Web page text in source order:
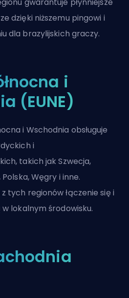
dzięki niższemu pingowi i
dla brazylijskich graczy.
i
(EUNE)
i Wschodnia obsługuje
i
takich jak Szwecja,
Węgry i inne.
tych regionów łączenie się i
lokalnym środowisku.